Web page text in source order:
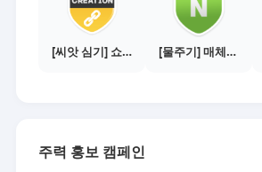
[씨앗 심기] 쇼핑몰 링크 발급하기 - 제휴몰 3곳 [물주기] 매체별 포스팅하기 - 네이버 블로그 1건
주력 홍보 캠페인